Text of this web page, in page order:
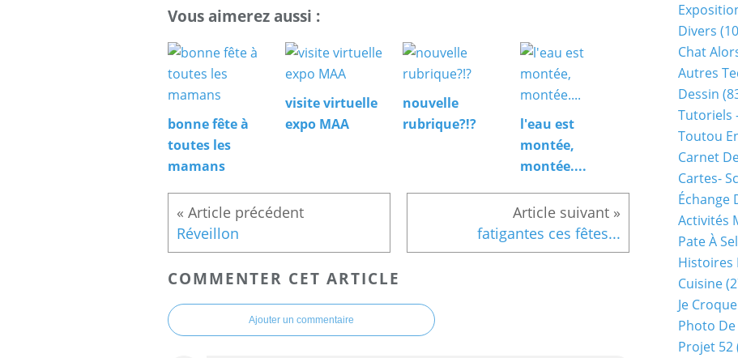
Vous aimerez aussi :
bonne fête à
toutes les
mamans
visite virtuelle
expo MAA
nouvelle
rubrique?!?
l'eau est
montée,
montée....
Réveillon fatigantes ces fêtes...
COMMENTER CET ARTICLE
Ajouter un commentaire
Divers
Chat
Autres
Dessin
Tutoriels
Toutou
Carnet
Cartes-
Échange
Activités
Pate À Sel
Histoires
Cuisine
Je
Photo
Projet 52